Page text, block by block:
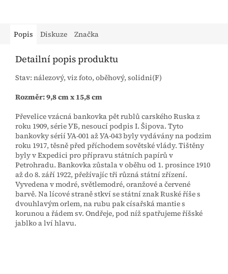
Popis Diskuze Značka
Detailní popis produktu
Stav: nálezový, viz foto, oběhový, solidni(F)
Rozměr: 9,8 cm x 15,8 cm
Převelice vzácná bankovka pět rublů carského Ruska z
roku 1909, série УБ, nesoucí podpis I. Šipova. Tyto
bankovky sérií УА-001 až УА-043 byly vydávány na podzim
roku 1917, těsně před příchodem sovětské vlády. Tištěny
byly v Expedici pro přípravu státních papírů v
Petrohradu. Bankovka zůstala v oběhu od 1. prosince 1910
až do 8. září 1922, přežívajíc tři různá státní zřízení.
Vyvedena v modré, světlemodré, oranžové a červené
barvě. Na lícové straně stkví se státní znak Ruské říše s
dvouhlavým orlem, na rubu pak císařská mantie s
korunou a řádem sv. Ondřeje, pod níž spatřujeme říšské
jablko a lví hlavu.